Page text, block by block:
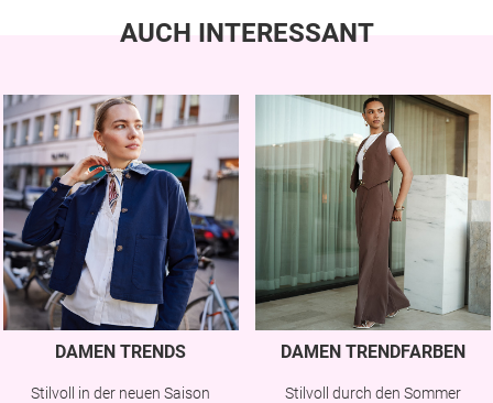
AUCH INTERESSANT
DAMEN TRENDS
Stilvoll in der neuen Saison
DAMEN TRENDFARBEN
Stilvoll durch den Sommer